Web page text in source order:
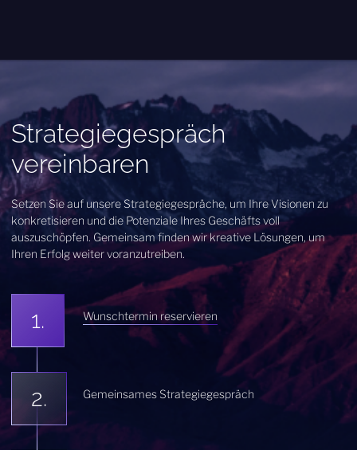
Strategiegespräch
vereinbaren
Setzen Sie auf unsere Strategiegespräche, um Ihre Visionen zu
konkretisieren und die Potenziale Ihres Geschäfts voll
auszuschöpfen. Gemeinsam finden wir kreative Lösungen, um
Ihren Erfolg weiter voranzutreiben.
Wunschtermin reservieren
Gemeinsames Strategiegespräch